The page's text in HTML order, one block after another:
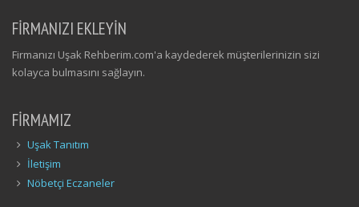
FİRMANIZI EKLEYİN
Firmanızı Uşak Rehberim.com'a kaydederek müşterilerinizin sizi
kolayca bulmasını sağlayın.
FIRMAMIZ
Uşak Tanıtım
İletişim
Nöbetçi Eczaneler